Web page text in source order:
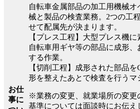
お仕
事に
自転車金属部品の加工用機械
械と製品の検査業務。2つの工
せて配属先が決まります。
【プレス工程】大型プレス機に
自転車用ギヤ等の部品に成形
する作業。
【切削工程】成形された部品を
形を整えたあとで検査を行うマ
※業務の変更、就業場所の変更
基準については面談時にお伝え